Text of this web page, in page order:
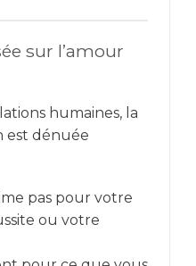
sur l’amour
humaines, la
est dénuée
pas pour votre
ou votre